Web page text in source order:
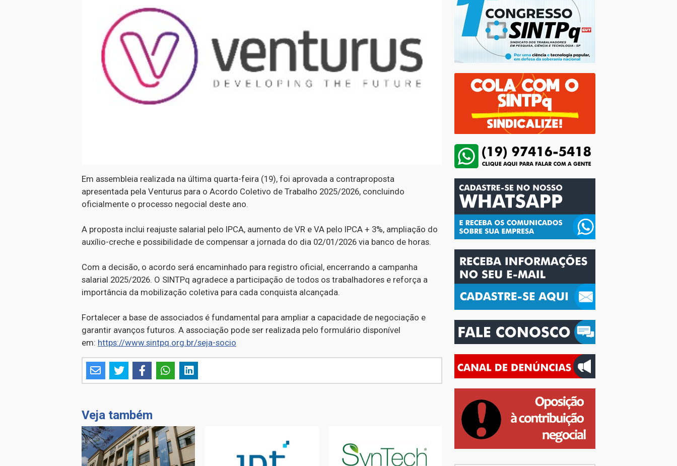
Em assembleia realizada na última quarta-feira (19), foi aprovada a contraproposta
apresentada pela Venturus para o Acordo Coletivo de Trabalho 2025/2026, concluindo
oficialmente o processo negocial deste ano.
A proposta inclui reajuste salarial pelo IPCA, aumento de VR e VA pelo IPCA + 3%, ampliação do
auxílio-creche e possibilidade de compensar a jornada do dia 02/01/2026 via banco de horas.
Com a decisão, o acordo será encaminhado para registro oficial, encerrando a campanha
salarial 2025/2026. O SINTPq agradece a participação de todos os trabalhadores e reforça a
importância da mobilização coletiva para cada conquista alcançada.
Fortalecer a base de associados é fundamental para ampliar a capacidade de negociação e
garantir avanços futuros. A associação pode ser realizada pelo formulário disponível
em: https://www.sintpq.org.br/seja-socio
Veja também